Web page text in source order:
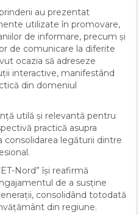
au prezentat
utilizate în promovare,
de informare, precum și
de comunicare la diferite
ocazia să adreseze
interactive, manifestând
din domeniul
utilă și relevantă pentru
practică asupra
consolidarea legăturii dintre
Nord” își reafirmă
de a susține
consolidând totodată
din regiune.